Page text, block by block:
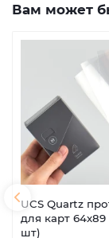
Вам может
UCS Quartz
для карт
шт)